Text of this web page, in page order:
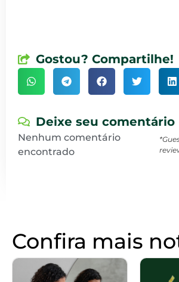
Gostou? Compartilhe!
Deixe seu comentário
Nenhum comentário
encontrado
Confira mais